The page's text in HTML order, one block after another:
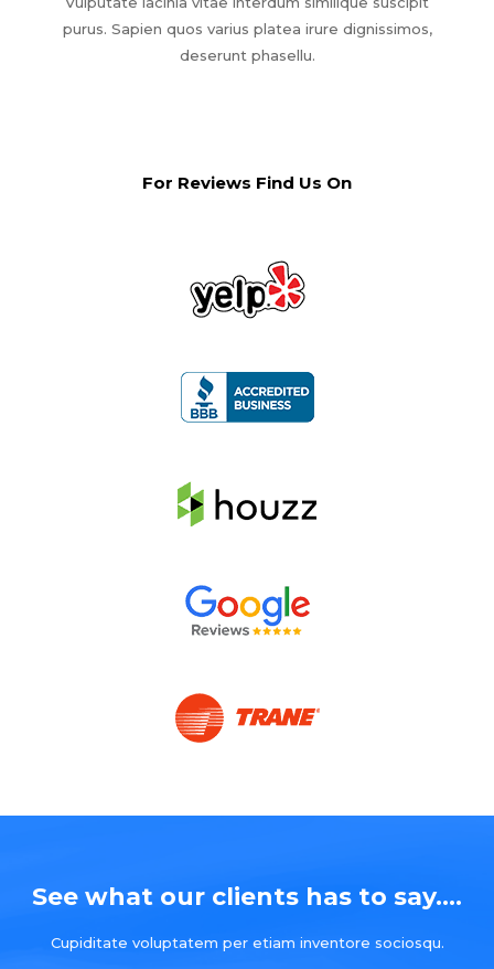
purus. Sapien quos varius platea irure dignissimos,
deserunt phasellu.
For Reviews Find Us On
See what our clients has to say....
Cupiditate voluptatem per etiam inventore sociosqu.